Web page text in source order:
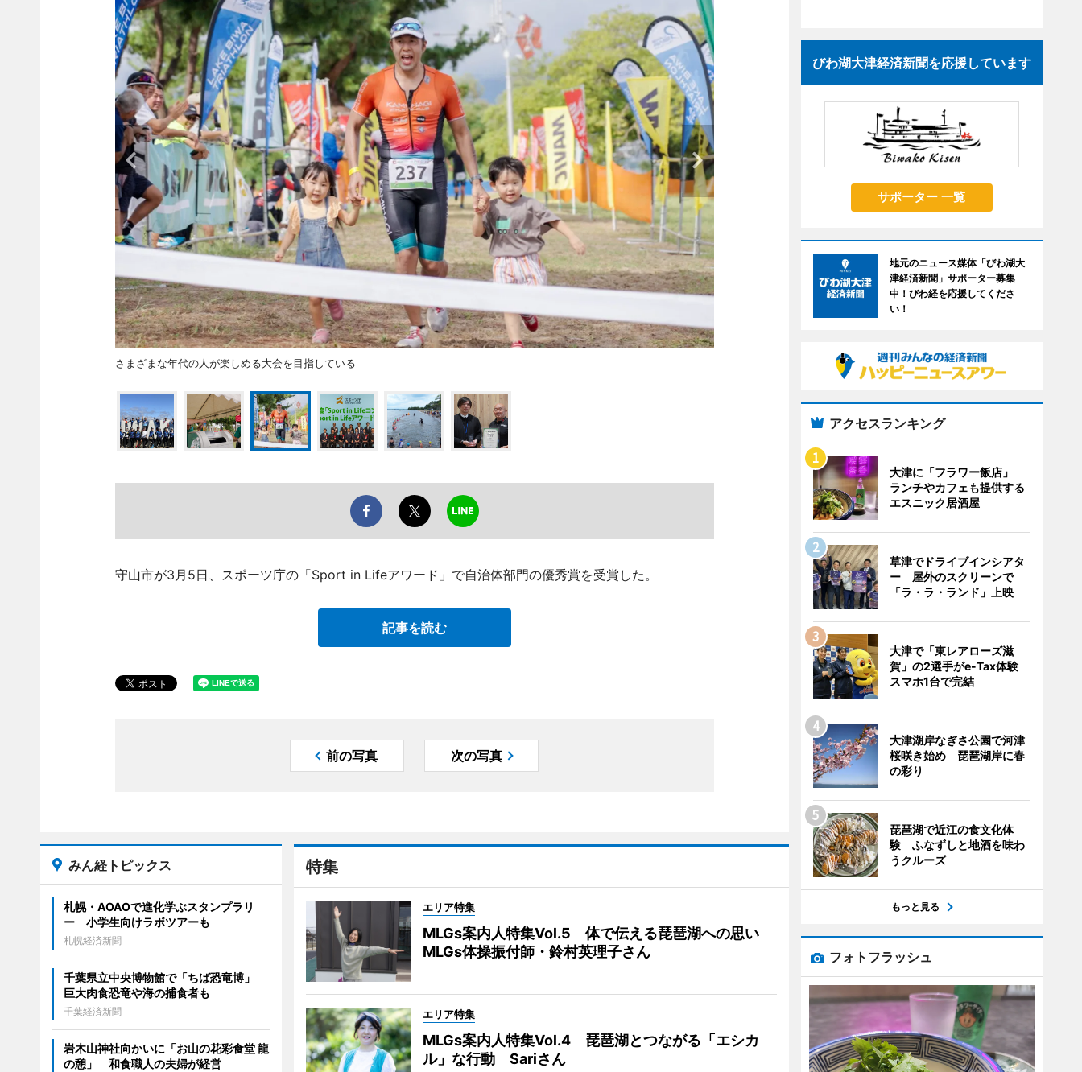
さまざまな年代の人が楽しめる大会を目指している
守山市が3月5日、スポーツ庁の「Sport in Lifeアワード」で自治体部門の優秀賞を受賞した。
記事を読む
前の写真 次の写真
特集
エリア特集
MLGs案内人特集Vol.5 体で伝える琵琶湖への思い
MLGs体操振付師・鈴村英理子さん
エリア特集
MLGs案内人特集Vol.4 琵琶湖とつながる「エシカ
ル」な行動 Sariさん
みん経トピックス
札幌・AOAOで進化学ぶスタンプラリ
ー 小学生向けラボツアーも
札幌経済新聞
千葉県立中央博物館で「ちば恐竜博」
巨大肉食恐竜や海の捕食者も
千葉経済新聞
岩木山神社向かいに「お山の花彩食堂 龍
の憩」 和食職人の夫婦が経営
びわ湖大津経済新聞を応援しています
サポーター 一覧
地元のニュース媒体「びわ湖大
津経済新聞」サポーター募集
中！びわ経を応援してくださ
い！
アクセスランキング
大津に「フラワー飯店」
ランチやカフェも提供する
エスニック居酒屋
草津でドライブインシアタ
ー 屋外のスクリーンで
「ラ・ラ・ランド」上映
大津で「東レアローズ滋
賀」の2選手がe-Tax体験
スマホ1台で完結
大津湖岸なぎさ公園で河津
桜咲き始め 琵琶湖岸に春
の彩り
琵琶湖で近江の食文化体
験 ふなずしと地酒を味わ
うクルーズ
もっと見る
フォトフラッシュ